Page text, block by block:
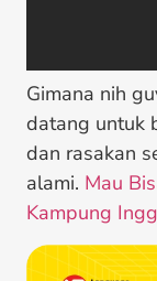
Gimana nih
datang untuk
dan rasakan
alami. Mau
Kampung